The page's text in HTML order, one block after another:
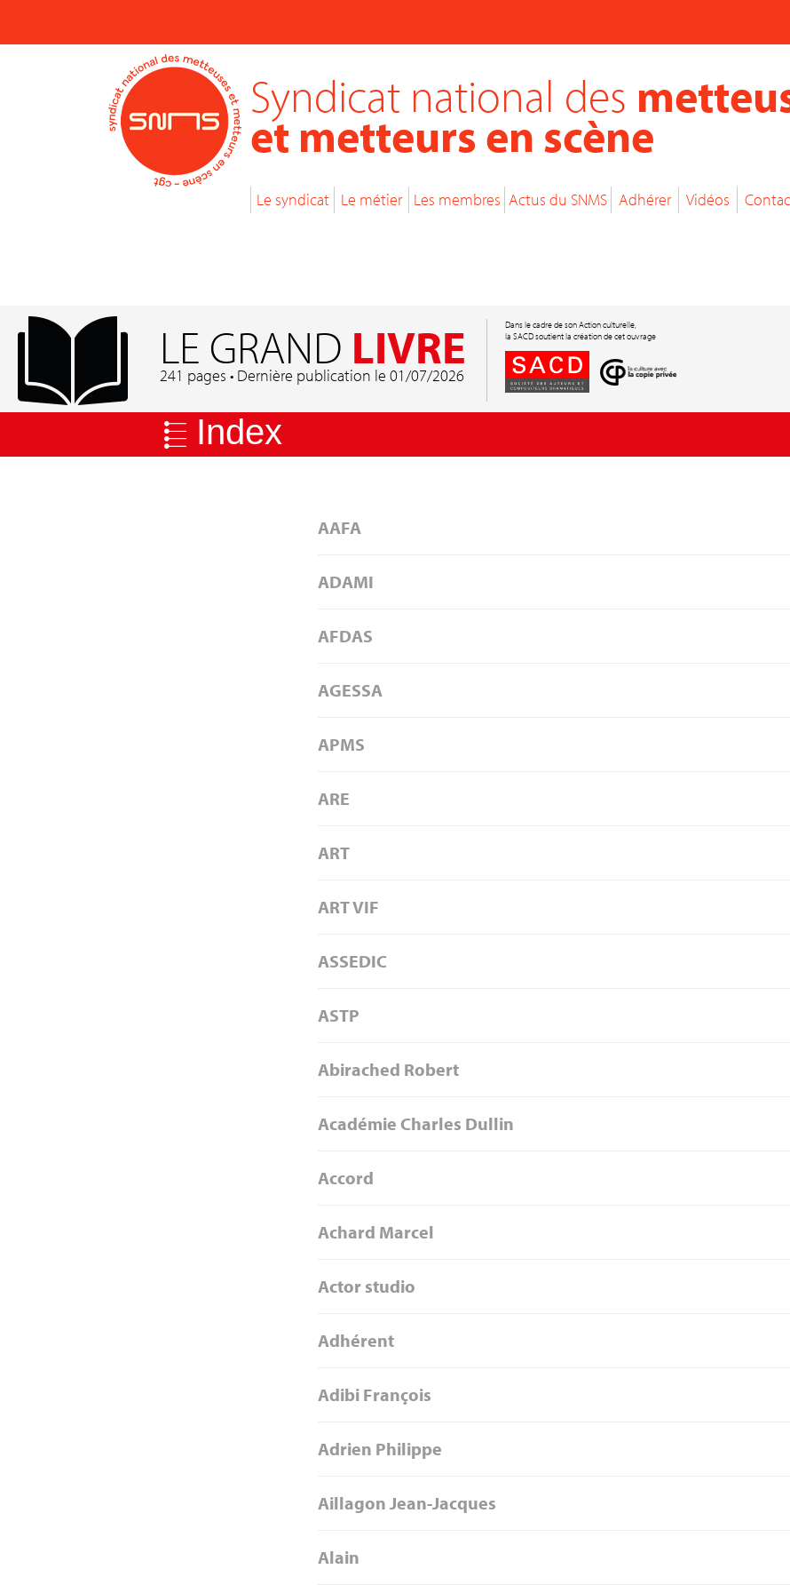
Syndicat national des
et metteurs en scène
Le syndicat Le métier Les membres Actus du SNMS Adhérer Vidéos
LE GRAND LIVRE
241 pages • Dernière publication le 01/07/2026
Dans le cadre de son Action culturelle,
la SACD soutient la création de cet ouvrage
Index
AAFA
ADAMI
AFDAS
AGESSA
APMS
ARE
ART
ART VIF
ASSEDIC
ASTP
Abirached Robert
Académie Charles Dullin
Accord
Achard Marcel
Actor studio
Adhérent
Adibi François
Adrien Philippe
Aillagon Jean-Jacques
Alain